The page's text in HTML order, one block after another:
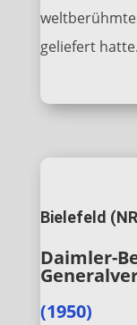
geliefert hatte.
Bielefeld
Daimler-
(1950)